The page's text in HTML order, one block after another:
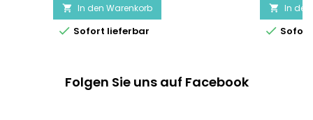
diese fortschrittliche Technologie
SPORT Laundry Additive ist in
Zusammenarbeit mit Asthma Allergy
 In den Warenkorb
 Sofort lieferbar
verfügen über
Technologie
 In den

Folgen Sie uns auf Facebook